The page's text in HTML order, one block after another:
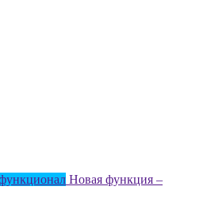
Новая функция –